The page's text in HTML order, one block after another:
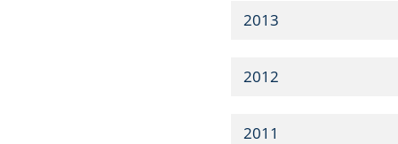
2013
2012
2011